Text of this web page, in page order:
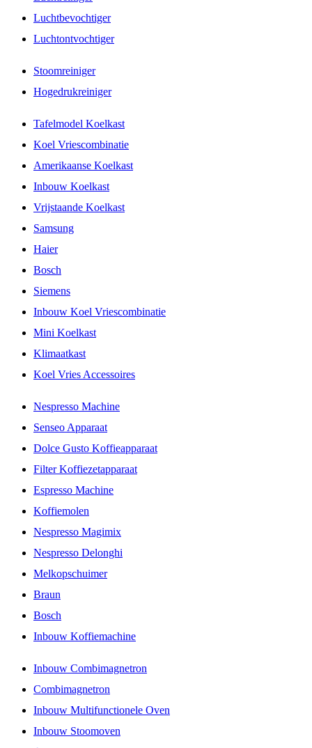
Luchtbevochtiger
Luchtontvochtiger
Stoomreiniger
Hogedrukreiniger
Tafelmodel Koelkast
Koel Vriescombinatie
Amerikaanse Koelkast
Inbouw Koelkast
Vrijstaande Koelkast
Samsung
Haier
Bosch
Siemens
Inbouw Koel Vriescombinatie
Mini Koelkast
Klimaatkast
Koel Vries Accessoires
Nespresso Machine
Senseo Apparaat
Dolce Gusto Koffieapparaat
Filter Koffiezetapparaat
Espresso Machine
Koffiemolen
Nespresso Magimix
Nespresso Delonghi
Melkopschuimer
Braun
Bosch
Inbouw Koffiemachine
Inbouw Combimagnetron
Combimagnetron
Inbouw Multifunctionele Oven
Inbouw Stoomoven